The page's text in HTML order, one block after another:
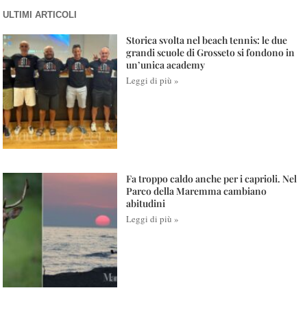
ULTIMI ARTICOLI
Storica svolta nel beach tennis: le due
grandi scuole di Grosseto si fondono in
un’unica academy
Leggi di più »
Fa troppo caldo anche per i caprioli. Nel
Parco della Maremma cambiano
abitudini
Leggi di più »